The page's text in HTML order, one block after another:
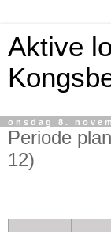
Aktive
onsdag 8.
Periode
12)